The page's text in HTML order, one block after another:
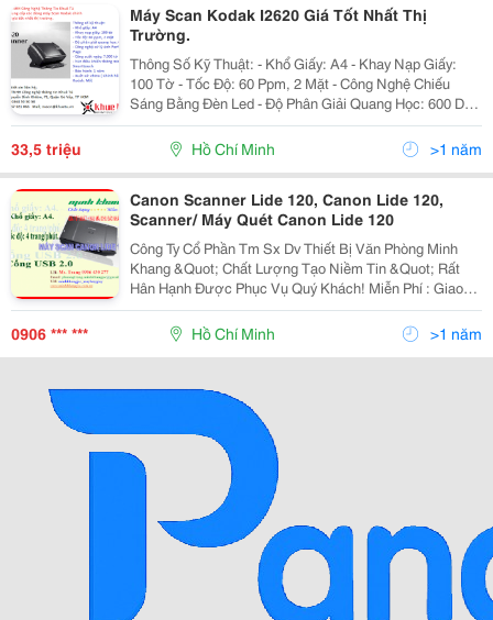
Máy Scan Kodak I2620 Giá Tốt Nhất Thị
Trường.
Thông Số Kỹ Thuật: - Khổ Giấy: A4 - Khay Nạp Giấy:
100 Tờ - Tốc Độ: 60 Ppm, 2 Mặt - Công Nghệ Chiếu
Sáng Bằng Đèn Led - Độ Phân Giải Quang Học: 600 Dpi
- Công Nghệ Xử Lý Ảnh Perfect Page - Công Suất Ngày:
7.000 Tờ - Nút Điều K
33,5 triệu Hồ Chí Minh >1 năm
Canon Scanner Lide 120, Canon Lide 120,
Scanner/ Máy Quét Canon Lide 120
Công Ty Cổ Phần Tm Sx Dv Thiết Bị Văn Phòng Minh
Khang &Quot; Chất Lượng Tạo Niềm Tin &Quot; Rất
Hân Hạnh Được Phục Vụ Quý Khách! Miễn Phí : Giao
Hàng Tận Nơi. Hỗ Trợ: : Lắp Đặt, Hướng Dẫn Cách Sử
Dụng Tận Nơi. Đặc Biệt : Bảo Hành Tận
0906 *** *** Hồ Chí Minh >1 năm